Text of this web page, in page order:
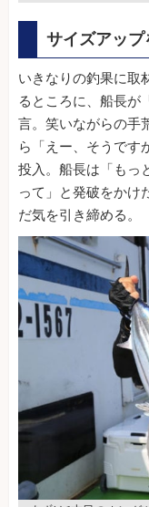
サイズアップ
いきなりの釣果に取
るところに、船長が
言。笑いながらの手
ら「えー、そうで
投入。船長は「もっ
って」と発破をかけ
だ気を引き締める。